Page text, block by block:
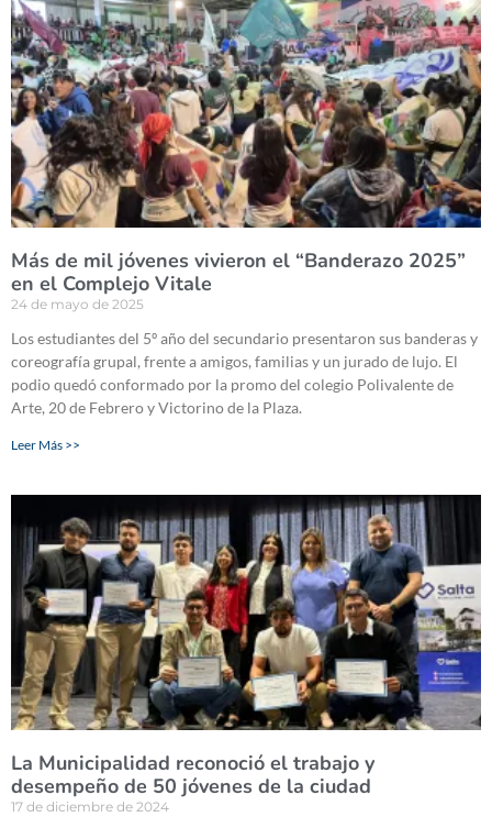
Más de mil jóvenes vivieron el “Banderazo 2025”
en el Complejo Vitale
24 de mayo de 2025
Los estudiantes del 5º año del secundario presentaron sus banderas y
coreografía grupal, frente a amigos, familias y un jurado de lujo. El
podio quedó conformado por la promo del colegio Polivalente de
Arte, 20 de Febrero y Victorino de la Plaza.
Leer Más >>
La Municipalidad reconoció el trabajo y
desempeño de 50 jóvenes de la ciudad
17 de diciembre de 2024